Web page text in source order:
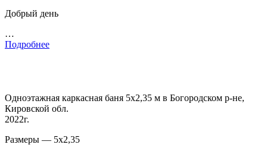
Добрый день
…
Подробнее
Одноэтажная каркасная баня 5х2,35 м в Богородском р-не,
Кировской обл.
2022г.
Размеры — 5х2,35